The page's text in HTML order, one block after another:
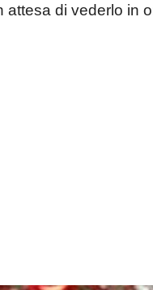
di vederlo in